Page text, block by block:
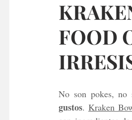
FOOD
No son pokes, no
gustos. Kraken